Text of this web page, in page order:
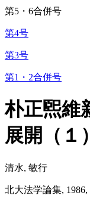
第5・6合併号
第4号
第3号
第1・2合併号
朴正煕維
展開（１）
清水, 敏行
北大法学論集, 1986,